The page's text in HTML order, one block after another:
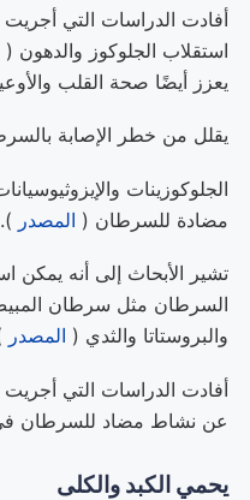
أفادت الدراسات التي أجريت
استقلاب الجلوكوز والدهون (
يعزز أيضًا صحة القلب
يقلل من خطر الإصابة
الجلوكوزينات
مضادة للسرطان ( المصدر ).
تشير الأبحاث إلى أنه يمكن
السرطان مثل سرطان المبيض
والبروستاتا والثدي ( المصدر
أفادت الدراسات التي
عن نشاط مضاد للسرطان
يحمي الكبد والكلى